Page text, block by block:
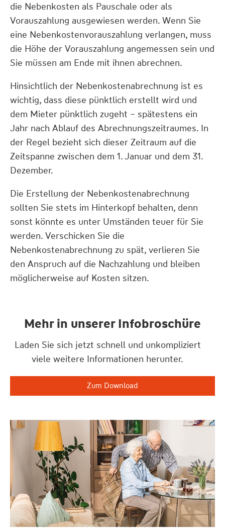
die Nebenkosten als Pauschale oder als
Vorauszahlung ausgewiesen werden. Wenn Sie
eine Nebenkostenvorauszahlung verlangen, muss
die Höhe der Vorauszahlung angemessen sein und
Sie müssen am Ende mit ihnen abrechnen.
Hinsichtlich der Nebenkostenabrechnung ist es
wichtig, dass diese pünktlich erstellt wird und
dem Mieter pünktlich zugeht – spätestens ein
Jahr nach Ablauf des Abrechnungszeitraumes. In
der Regel bezieht sich dieser Zeitraum auf die
Zeitspanne zwischen dem 1. Januar und dem 31.
Dezember.
Die Erstellung der Nebenkostenabrechnung
sollten Sie stets im Hinterkopf behalten, denn
sonst könnte es unter Umständen teuer für Sie
werden. Verschicken Sie die
Nebenkostenabrechnung zu spät, verlieren Sie
den Anspruch auf die Nachzahlung und bleiben
möglicherweise auf Kosten sitzen.
Mehr in unserer Infobroschüre
Laden Sie sich jetzt schnell und unkompliziert
viele weitere Informationen herunter.
Zum Download